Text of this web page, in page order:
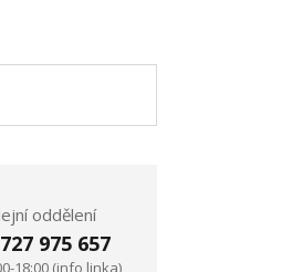
oddělení
975 657
18:00 (info linka)